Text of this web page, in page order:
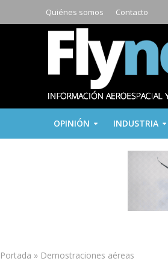
Quiénes somos Contacto
OPINIÓN INDUSTRIA
Portada » Demostraciones aéreas